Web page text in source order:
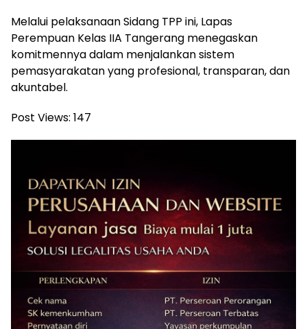
Melalui pelaksanaan Sidang TPP ini, Lapas
Perempuan Kelas IIA Tangerang menegaskan
komitmennya dalam menjalankan sistem
pemasyarakatan yang profesional, transparan, dan
akuntabel.
Post Views: 147